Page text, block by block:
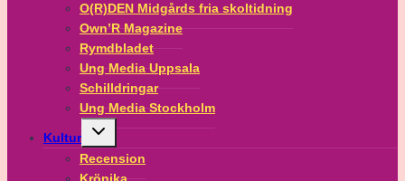
O(R)DEN Midgårds fria skoltidning
Own’R Magazine
Rymdbladet
Ung Media Uppsala
Schilldringar
Ung Media Stockholm
Kultur
Toggle
menu
Recension